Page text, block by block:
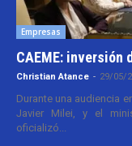
Empresas
CAEME: inversión
Christian Atance - 29/05/
Durante una audiencia
Javier Milei, y el
oficializó...